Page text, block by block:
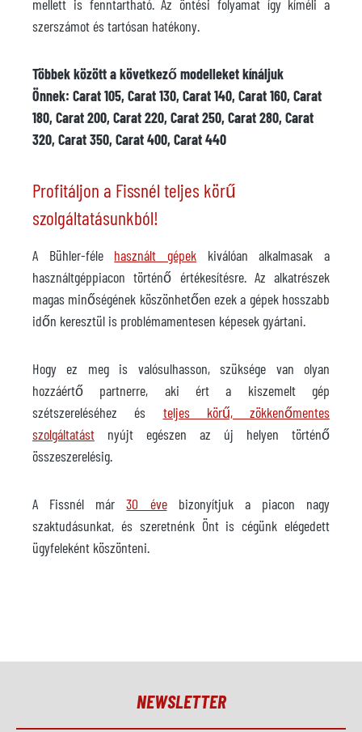
mellett is fenntartható. Az öntési folyamat így kíméli a
szerszámot és tartósan hatékony.
Többek között a következő modelleket kínáljuk
Önnek: Carat 105, Carat 130, Carat 140, Carat 160, Carat
180, Carat 200, Carat 220, Carat 250, Carat 280, Carat
320, Carat 350, Carat 400, Carat 440
Profitáljon a Fissnél teljes körű
szolgáltatásunkból!
A Bühler-féle használt gépek kiválóan alkalmasak a
használtgéppiacon történő értékesítésre. Az alkatrészek
magas minőségének köszönhetően ezek a gépek hosszabb
időn keresztül is problémamentesen képesek gyártani.
Hogy ez meg is valósulhasson, szüksége van olyan
hozzáértő partnerre, aki ért a kiszemelt gép
szétszereléséhez és teljes körű, zökkenőmentes
szolgáltatást nyújt egészen az új helyen történő
összeszerelésig.
A Fissnél már30 évebizonyítjuk a piacon nagy
szaktudásunkat, és szeretnénk Önt is cégünk elégedett
ügyfeleként köszönteni.
NEWSLETTER